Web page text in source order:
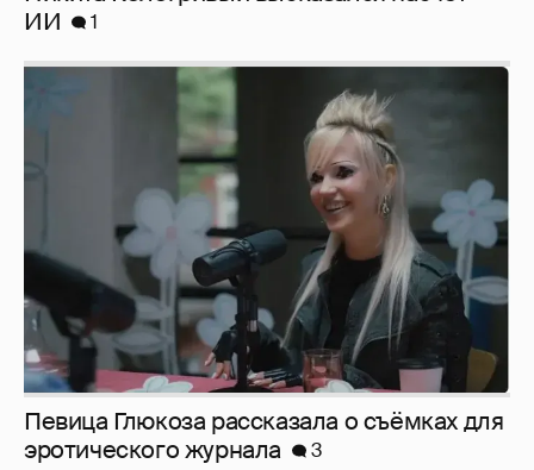
Певица Глюкоза рассказала о съёмках для
эротического журнала
3